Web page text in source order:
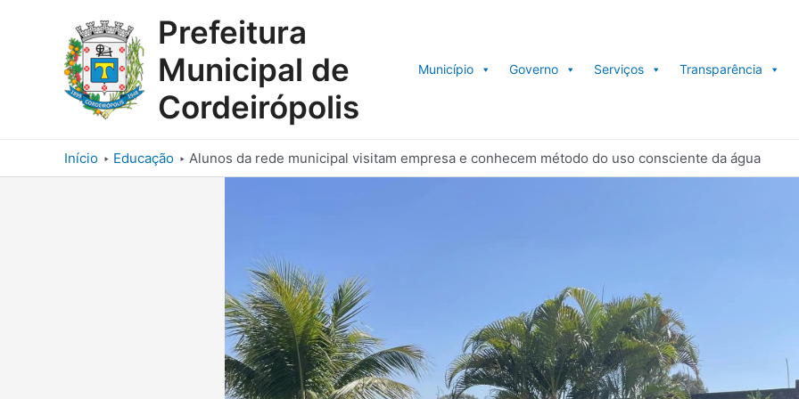
Prefeitura
Municipal de
Cordeirópolis
Município Governo Serviços Transparência
Início Educação Alunos da rede municipal visitam empresa e conhecem método do uso consciente da água